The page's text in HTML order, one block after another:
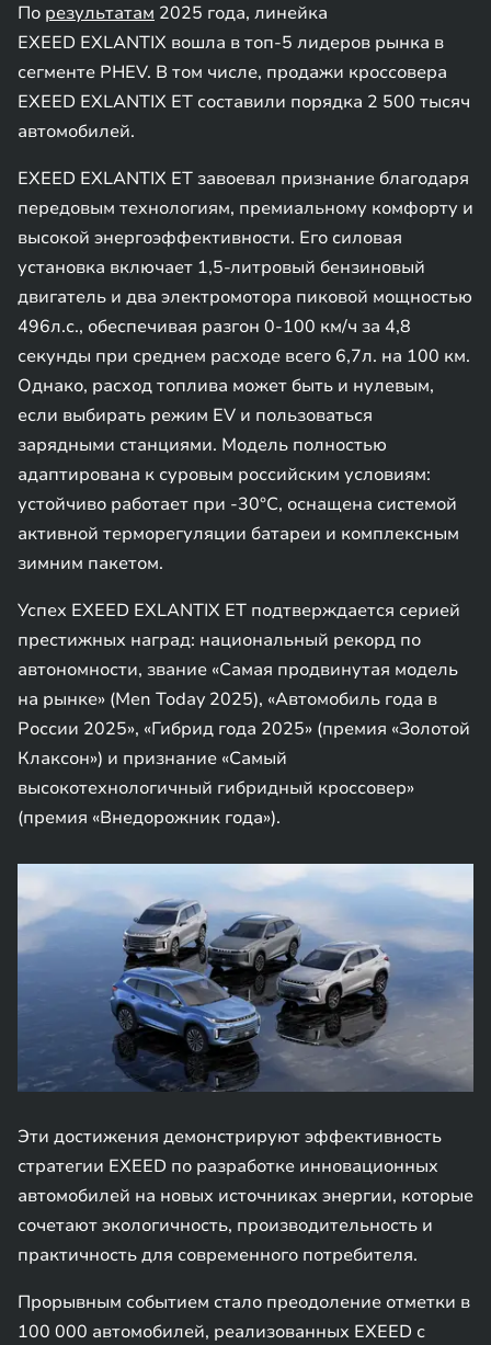
По результатам 2025 года, линейка
EXEED EXLANTIX вошла в топ-5 лидеров рынка в
сегменте PHEV. В том числе, продажи кроссовера
EXEED EXLANTIX ET составили порядка 2 500 тысяч
автомобилей.
EXEED EXLANTIX ET завоевал признание благодаря
передовым технологиям, премиальному комфорту и
высокой энергоэффективности. Его силовая
установка включает 1,5-литровый бензиновый
двигатель и два электромотора пиковой мощностью
496л.с., обеспечивая разгон 0-100 км/ч за 4,8
секунды при среднем расходе всего 6,7л. на 100 км.
Однако, расход топлива может быть и нулевым,
если выбирать режим EV и пользоваться
зарядными станциями. Модель полностью
адаптирована к суровым российским условиям:
устойчиво работает при -30°C, оснащена системой
активной терморегуляции батареи и комплексным
зимним пакетом.
Успех EXEED EXLANTIX ET подтверждается серией
престижных наград: национальный рекорд по
автономности, звание «Самая продвинутая модель
на рынке» (Men Today 2025), «Автомобиль года в
России 2025», «Гибрид года 2025» (премия «Золотой
Клаксон») и признание «Самый
высокотехнологичный гибридный кроссовер»
(премия «Внедорожник года»).
Эти достижения демонстрируют эффективность
стратегии EXEED по разработке инновационных
автомобилей на новых источниках энергии, которые
сочетают экологичность, производительность и
практичность для современного потребителя.
Прорывным событием стало преодоление отметки в
100 000 автомобилей, реализованных EXEED с